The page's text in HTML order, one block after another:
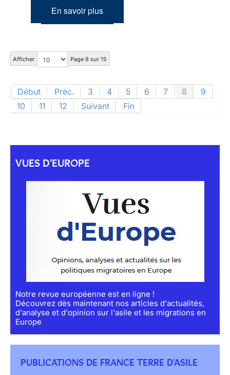
En savoir plus
Afficher Page 8 sur 15
Début Préc. 3 4 5 6 7 8
9
10
11 12 Suivant Fin
VUES D'EUROPE
Notre revue européenne est en ligne !
Découvrez dès maintenant nos articles d'actualités,
d'analyse et d'opinion sur l'asile et les migrations en
Europe
PUBLICATIONS DE FRANCE TERRE D'ASILE